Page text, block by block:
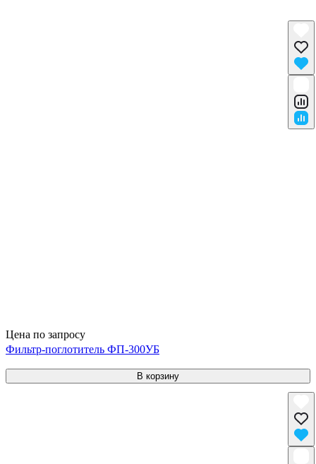
Цена по запросу
Фильтр-поглотитель ФП-300УБ
В корзину